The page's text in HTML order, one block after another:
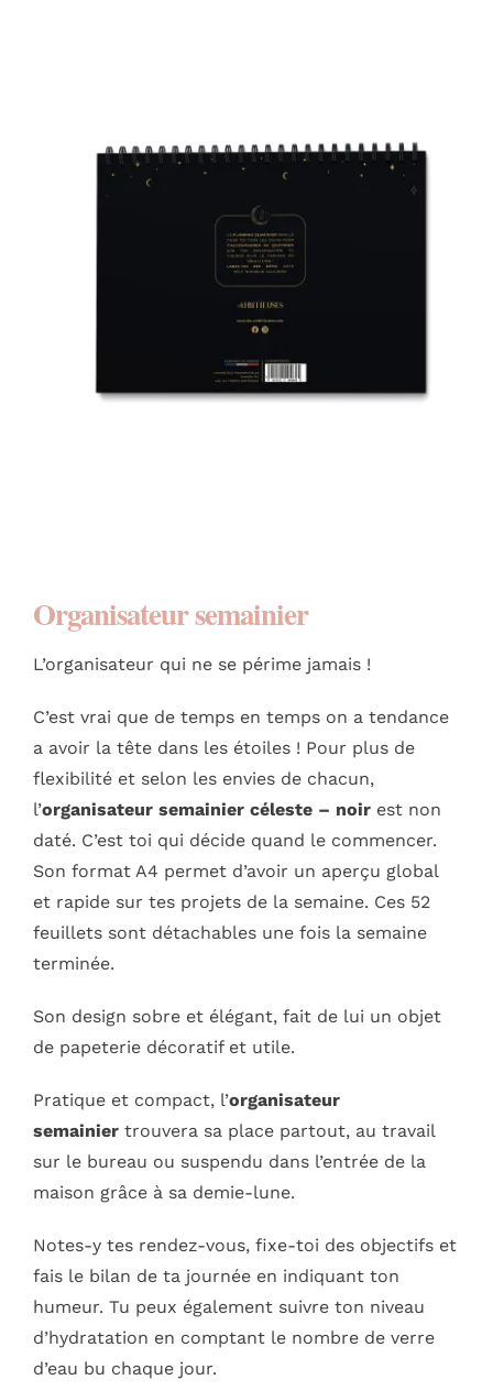
Organisateur semainier
L’organisateur qui ne se périme jamais !
C’est vrai que de temps en temps on a tendance
a avoir la tête dans les étoiles ! Pour plus de
flexibilité et selon les envies de chacun,
l’organisateur semainier céleste – noir est non
daté. C’est toi qui décide quand le commencer.
Son format A4 permet d’avoir un aperçu global
et rapide sur tes projets de la semaine. Ces 52
feuillets sont détachables une fois la semaine
terminée.
Son design sobre et élégant, fait de lui un objet
de papeterie décoratif et utile.
Pratique et compact, l’organisateur
semainiertrouvera sa place partout, au travail
sur le bureau ou suspendu dans l’entrée de la
maison grâce à sa demie-lune.
Notes-y tes rendez-vous, fixe-toi des objectifs et
fais le bilan de ta journée en indiquant ton
humeur. Tu peux également suivre ton niveau
d’hydratation en comptant le nombre de verre
d’eau bu chaque jour.